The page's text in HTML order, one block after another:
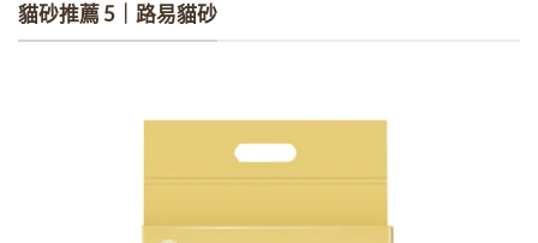
貓砂推薦 5｜路易貓砂